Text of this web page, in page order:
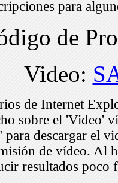
para
de
Video:
de Internet
sobre el 'Video'
para descargar el
de vídeo. Al
resultados poco